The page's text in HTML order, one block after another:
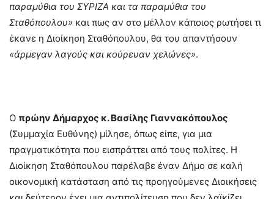
παραμύθια του ΣΥΡΙΖΑ και τα παραμύθια του
Σταθόπουλου» και πως αν στο μέλλον κάποιος ρωτήσει τι
έκανε η Διοίκηση Σταθόπουλου, θα του απαντήσουν
«άρμεγαν λαγούς και κούρευαν χελώνες».
Ο πρώην Δήμαρχος κ. Βασίλης Γιαννακόπουλος
(Συμμαχία Ευθύνης) μίλησε, όπως είπε, για μια
πραγματικότητα που εισπράττει από τους πολίτες. Η
Διοίκηση Σταθόπουλου παρέλαβε έναν Δήμο σε καλή
οικονομική κατάσταση από τις προηγούμενες Διοικήσεις